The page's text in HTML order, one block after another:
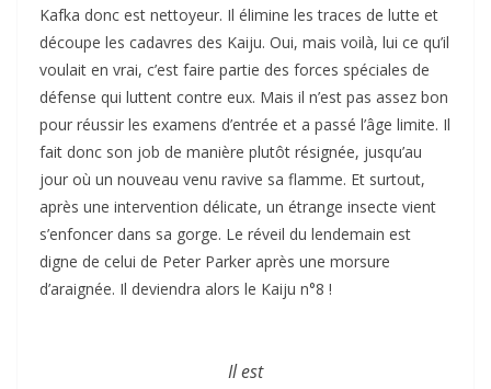
Kafka donc est nettoyeur. Il élimine les traces de lutte et
découpe les cadavres des Kaiju. Oui, mais voilà, lui ce qu’il
voulait en vrai, c’est faire partie des forces spéciales de
défense qui luttent contre eux. Mais il n’est pas assez bon
pour réussir les examens d’entrée et a passé l’âge limite. Il
fait donc son job de manière plutôt résignée, jusqu’au
jour où un nouveau venu ravive sa flamme. Et surtout,
après une intervention délicate, un étrange insecte vient
s’enfoncer dans sa gorge. Le réveil du lendemain est
digne de celui de Peter Parker après une morsure
d’araignée. Il deviendra alors le Kaiju n°8 !
Il est